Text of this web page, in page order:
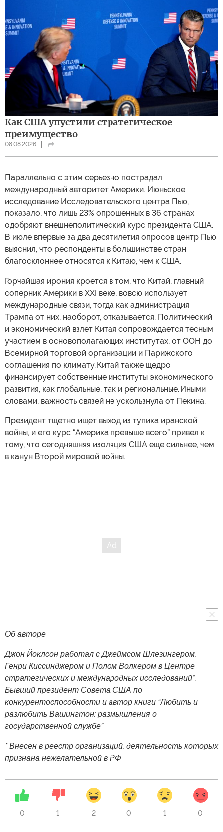
Как США упустили стратегическое
преимущество
08.08.2026
Параллельно с этим серьезно пострадал
международный авторитет Америки. Июньское
исследование Исследовательского центра Пью,
показало, что лишь 23% опрошенных в 36 странах
одобряют внешнеполитический курс президента США.
В июле впервые за два десятилетия опросов центр Пью
выяснил, что респонденты в большинстве стран
благосклоннее относятся к Китаю, чем к США.
Горчайшая ирония кроется в том, что Китай, главный
соперник Америки в XXI веке, вовсю использует
международные связи, тогда как администрация
Трампа от них, наоборот, отказывается. Политический
и экономический взлет Китая сопровождается тесным
участием в основополагающих институтах, от ООН до
Всемирной торговой организации и Парижского
соглашения по климату. Китай также щедро
финансирует собственные институты экономического
развития, как глобальные, так и региональные. Иными
словами, важность связей не ускользнула от Пекина.
Президент тщетно ищет выход из тупика иранской
войны, и его курс “Америка превыше всего” привел к
тому, что сегодняшняя изоляция США еще сильнее, чем
в канун Второй мировой войны.
Об авторе
Джон Йоклсон работал с Джеймсом Шлезингером,
Генри Киссинджером и Полом Волкером в Центре
стратегических и международных исследований*.
Бывший президент Совета США по
конкурентоспособности и автор книги “Любить и
разлюбить Вашингтон: размышления о
государственной службе”
* Внесен в реестр организаций, деятельность которых
признана нежелательной в РФ
0 1 2 0 1 0